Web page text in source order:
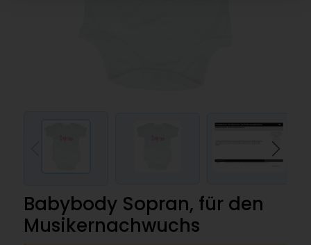
Babybody Sopran, für den
Musikernachwuchs